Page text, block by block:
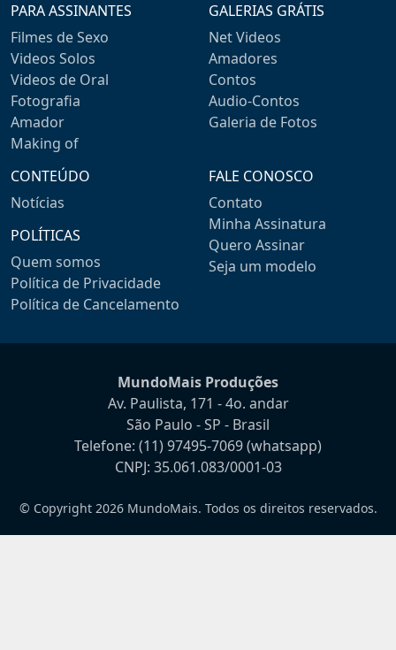
PARA ASSINANTES
Filmes de Sexo
Videos Solos
Videos de Oral
Fotografia
Amador
Making of
GALERIAS GRÁTIS
Net Videos
Amadores
Contos
Audio-Contos
Galeria de Fotos
CONTEÚDO
Notícias
POLÍTICAS
Quem somos
Política de Privacidade
Política de Cancelamento
FALE CONOSCO
Contato
Minha Assinatura
Quero Assinar
Seja um modelo
MundoMais Produções
Av. Paulista, 171 - 4o. andar
São Paulo - SP - Brasil
Telefone: (11) 97495-7069(whatsapp)
CNPJ: 35.061.083/0001-03
© Copyright 2026 MundoMais. Todos os direitos reservados.